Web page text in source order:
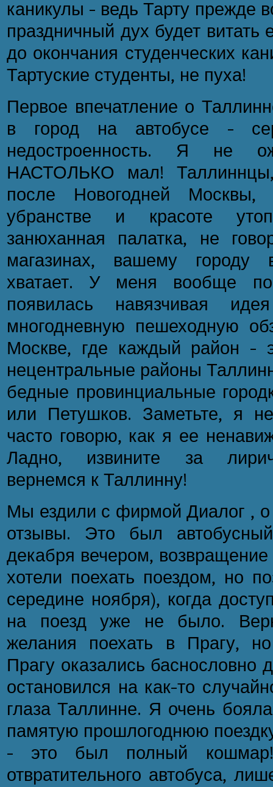
каникулы - ведь Тарту прежде
праздничный дух будет витать
до окончания студенческих
Тартуские студенты, не пуха!
Первое впечатление о
в город на автобусе -
недостроенность. Я не
НАСТОЛЬКО мал!
после Новогодней
убранстве и красоте
занюханная палатка, не
магазинах, вашему городу
хватает. У меня вообще
появилась навязчивая
многодневную пешеходную
Москве, где каждый район -
нецентральные районы
бедные провинциальные
или Петушков. Заметьте, я
часто говорю, как я ее
Ладно, извините за
вернемся к Таллинну!
Мы ездили с фирмой Диалог , о
отзывы. Это был
декабря вечером,
хотели поехать поездом, но
середине ноября), когда
на поезд уже не было.
желания поехать в Прагу,
Прагу оказались баснословно
остановился на как-то
глаза Таллинне. Я очень
памятую прошлогоднюю
– это был полный
отвратительного автобуса,